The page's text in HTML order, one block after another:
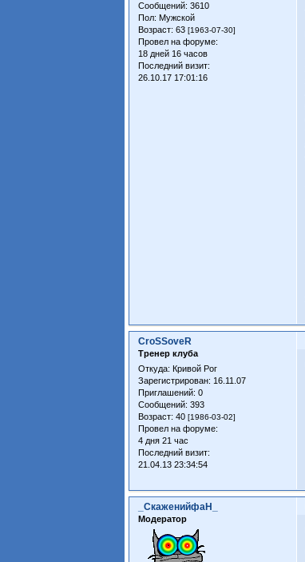
Сообщений: 3610
Пол: Мужской
Возраст: 63[1963-07-30]
Провел на форуме:
18 дней 16 часов
Последний визит:
26.10.17 17:01:16
CroSSoveR
Тренер клуба
Откуда: Кривой Рог
Зарегистрирован: 16.11.07
Приглашений: 0
Сообщений: 393
Возраст: 40[1986-03-02]
Провел на форуме:
4 дня 21 час
Последний визит:
21.04.13 23:34:54
_СкаженийфаН_
Модератор